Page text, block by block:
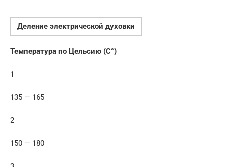
Деление электрической духовки
Температура по Цельсию (C°)
1
135 — 165
2
150 — 180